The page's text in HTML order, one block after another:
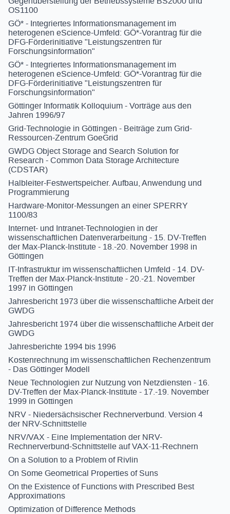
OS1100
GÖ* - Integriertes Informationsmanagement im
heterogenen eScience-Umfeld: GÖ*-Vorantrag für die
DFG-Förderinitiative "Leistungszentren für
Forschungsinformation"
GÖ* - Integriertes Informationsmanagement im
heterogenen eScience-Umfeld: GÖ*-Vorantrag für die
DFG-Förderinitiative "Leistungszentren für
Forschungsinformation"
Göttinger Informatik Kolloquium - Vorträge aus den
Jahren 1996/97
Grid-Technologie in Göttingen - Beiträge zum Grid-
Ressourcen-Zentrum GoeGrid
GWDG Object Storage and Search Solution for
Research - Common Data Storage Architecture
(CDSTAR)
Halbleiter-Festwertspeicher. Aufbau, Anwendung und
Programmierung
Hardware-Monitor-Messungen an einer SPERRY
1100/83
Internet- und Intranet-Technologien in der
wissenschaftlichen Datenverarbeitung - 15. DV-Treffen
der Max-Planck-Institute - 18.-20. November 1998 in
Göttingen
IT-Infrastruktur im wissenschaftlichen Umfeld - 14. DV-
Treffen der Max-Planck-Institute - 20.-21. November
1997 in Göttingen
Jahresbericht 1973 über die wissenschaftliche Arbeit der
GWDG
Jahresbericht 1974 über die wissenschaftliche Arbeit der
GWDG
Jahresberichte 1994 bis 1996
Kostenrechnung im wissenschaftlichen Rechenzentrum
- Das Göttinger Modell
Neue Technologien zur Nutzung von Netzdiensten - 16.
DV-Treffen der Max-Planck-Institute - 17.-19. November
1999 in Göttingen
NRV - Niedersächsischer Rechnerverbund. Version 4
der NRV-Schnittstelle
NRV/VAX - Eine Implementation der NRV-
Rechnerverbund-Schnittstelle auf VAX-11-Rechnern
On a Solution to a Problem of Rivlin
On Some Geometrical Properties of Suns
On the Existence of Functions with Prescribed Best
Approximations
Optimization of Difference Methods